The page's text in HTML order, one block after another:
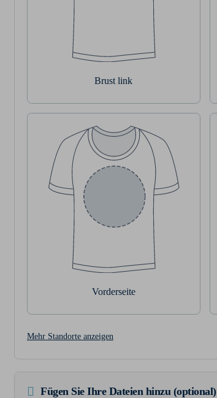
Brust link
Vorderseite
Mehr Standorte anzeigen
Fügen Sie Ihre Dateien hinzu (optional)